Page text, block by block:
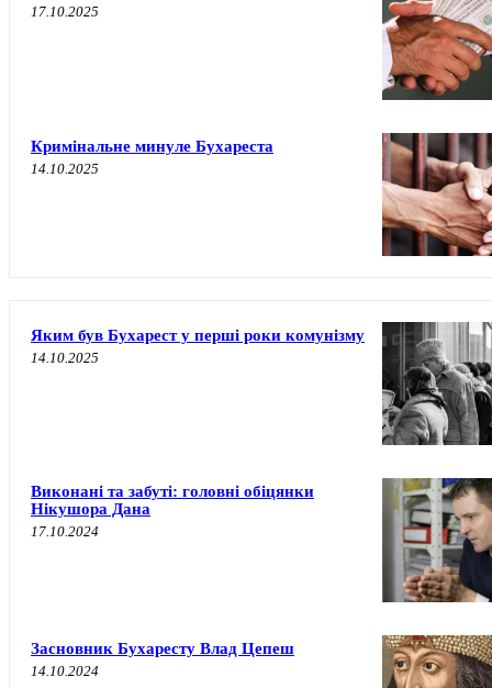
17.10.2025
Кримінальне минуле Бухареста
14.10.2025
Яким був Бухарест у перші роки комунізму
14.10.2025
Виконані та забуті: головні обіцянки
Нікушора Дана
17.10.2024
Засновник Бухаресту Влад Цепеш
14.10.2024